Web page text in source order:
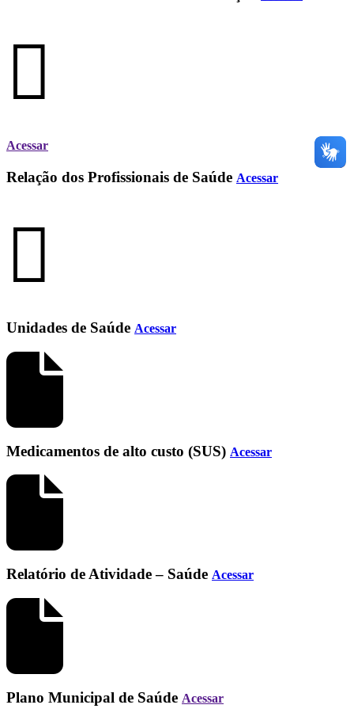
Acessar
Relação dos Profissionais de Saúde Acessar
Unidades de Saúde Acessar
Medicamentos de alto custo (SUS) Acessar
Relatório de Atividade – Saúde Acessar
Plano Municipal de Saúde Acessar